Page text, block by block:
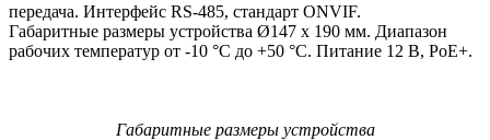
передача. Интерфейс RS-485, стандарт ONVIF.
Габаритные размеры устройства Ø147 x 190 мм. Диапазон
рабочих температур от -10 °C до +50 °C. Питание 12 В, PoE+.
Габаритные размеры устройства